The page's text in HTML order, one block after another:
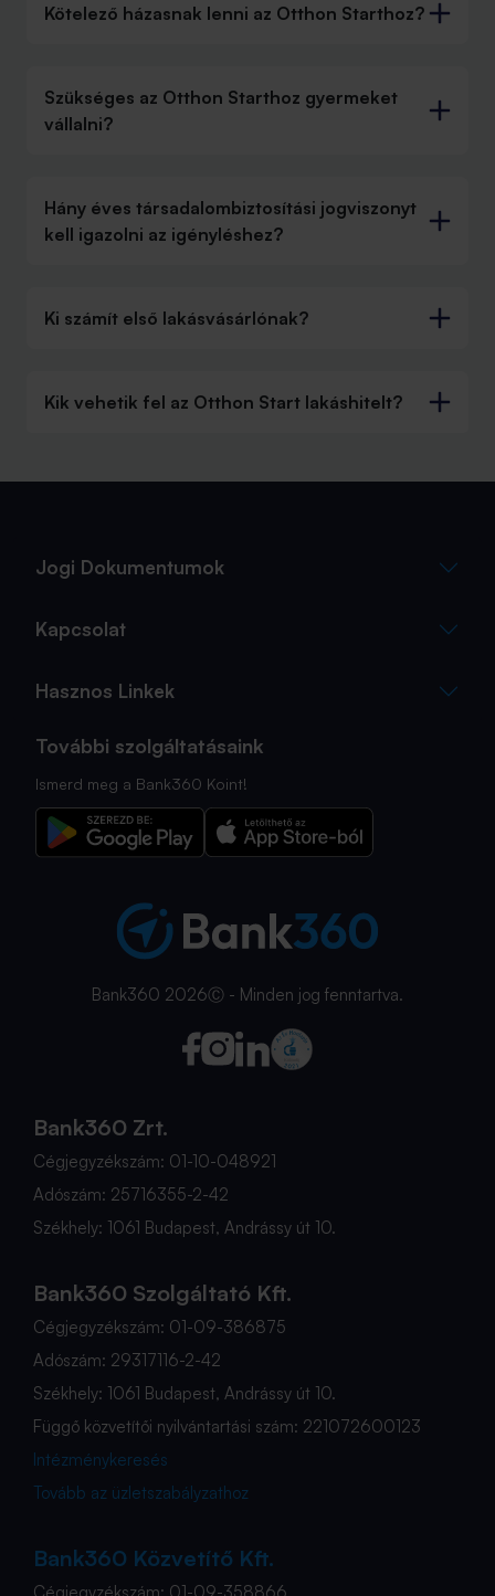
Kötelező házasnak lenni az Otthon Starthoz?
Szükséges az Otthon Starthoz gyermeket
vállalni?
Hány éves társadalombiztosítási jogviszonyt
kell igazolni az igényléshez?
Ki számít első lakásvásárlónak?
Kik vehetik fel az Otthon Start lakáshitelt?
Jogi Dokumentumok
Kapcsolat
Hasznos Linkek
További szolgáltatásaink
Ismerd meg a Bank360 Koint!
Bank360 2026Ⓒ - Minden jog fenntartva.
Bank360 Zrt.
Cégjegyzékszám: 01-10-048921
Adószám: 25716355-2-42
Székhely: 1061 Budapest, Andrássy út 10.
Bank360 Szolgáltató Kft.
Cégjegyzékszám: 01-09-386875
Adószám: 29317116-2-42
Székhely: 1061 Budapest, Andrássy út 10.
Függő közvetítői nyilvántartási szám: 221072600123
Intézménykeresés
Tovább az üzletszabályzathoz
Bank360 Közvetítő Kft.